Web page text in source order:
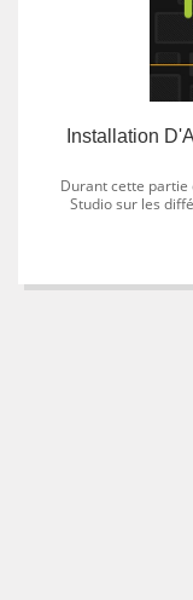
Installation
Durant cette
Studio sur les